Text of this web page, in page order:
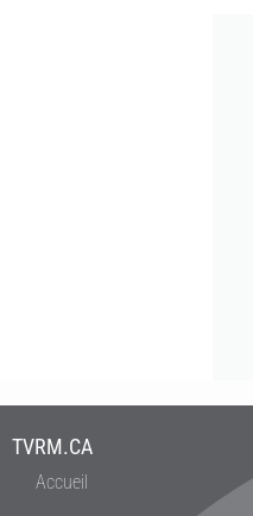
TVRM.CA
Accueil